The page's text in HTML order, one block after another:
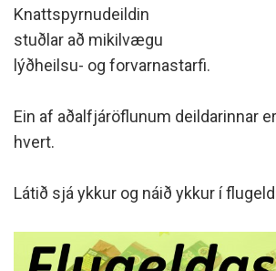
Knattspyrnudeildin
stuðlar að mikilvægu
lýðheilsu- og forvarnastarfi.
Ein af aðalfjáröflunum deildarinnar
hvert.
Látið sjá ykkur og náið ykkur í